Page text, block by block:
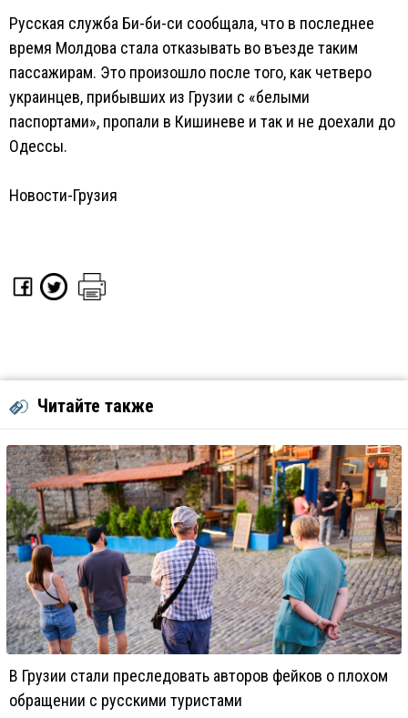
Русская служба Би-би-си сообщала, что в последнее
время Молдова стала отказывать во въезде таким
пассажирам. Это произошло после того, как четверо
украинцев, прибывших из Грузии с «белыми
паспортами», пропали в Кишиневе и так и не доехали до
Одессы.
Новости-Грузия
Читайте также
В Грузии стали преследовать авторов фейков о плохом
обращении с русскими туристами